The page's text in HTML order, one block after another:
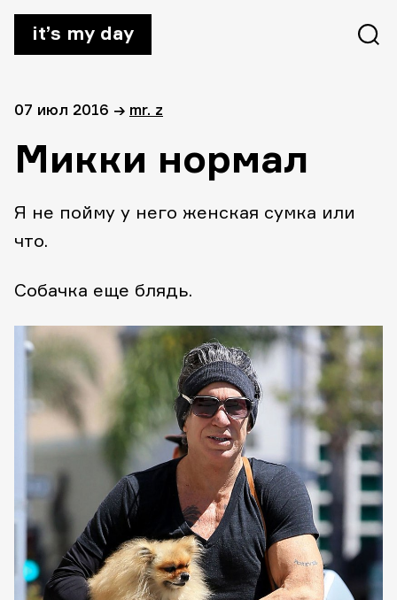
it’s my day
07 июл 2016 → mr. z
Микки нормал
Я не пойму у него женская сумка или
что.
Собачка еще блядь.